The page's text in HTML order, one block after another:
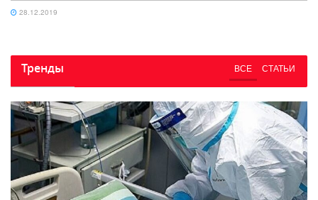
28.12.2019
Тренды ВСЕ СТАТЬИ